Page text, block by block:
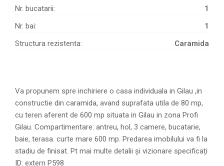
Nr. bucatarii:
1
Nr. bai:
1
Structura rezistenta:
Caramida
Va propunem spre inchiriere o casa individuala in Gilau ,in
constructie din caramida, avand suprafata utila de 80 mp,
cu teren aferent de 600 mp situata in Gilau in zona Profi
Gilau. Compartimentare: antreu, hol, 3 camere, bucatarie,
baie, terasa. curte mare 600 mp. Predarea imobilului va fi la
stadiu de finisat. Pt mai multe detalii și vizionare specificați
ID: extern P598